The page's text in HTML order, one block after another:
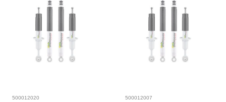
500012020 500012007